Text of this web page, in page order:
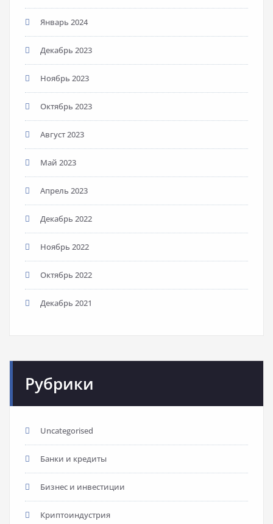
Январь 2024
Декабрь 2023
Ноябрь 2023
Октябрь 2023
Август 2023
Май 2023
Апрель 2023
Декабрь 2022
Ноябрь 2022
Октябрь 2022
Декабрь 2021
Рубрики
Uncategorised
Банки и кредиты
Бизнес и инвестиции
Криптоиндустрия